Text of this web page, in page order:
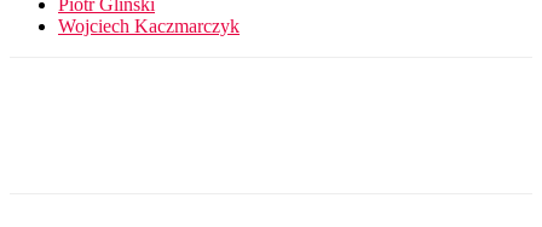
Piotr Gliński
Wojciech Kaczmarczyk